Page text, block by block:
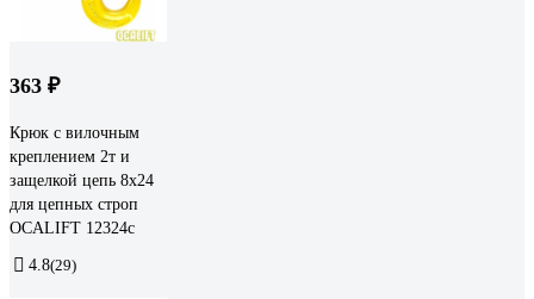
363 ₽
Крюк с вилочным
креплением 2т и
защелкой цепь 8х24
для цепных строп
OCALIFT 12324c
4.8(29)